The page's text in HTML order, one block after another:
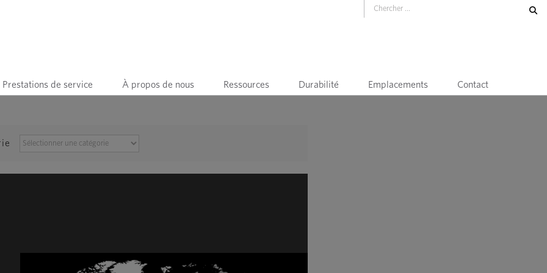
Prestations de service À propos de nous Ressources Durabilité Emplacements Contact
PARCOURIR
CATÉGORIE